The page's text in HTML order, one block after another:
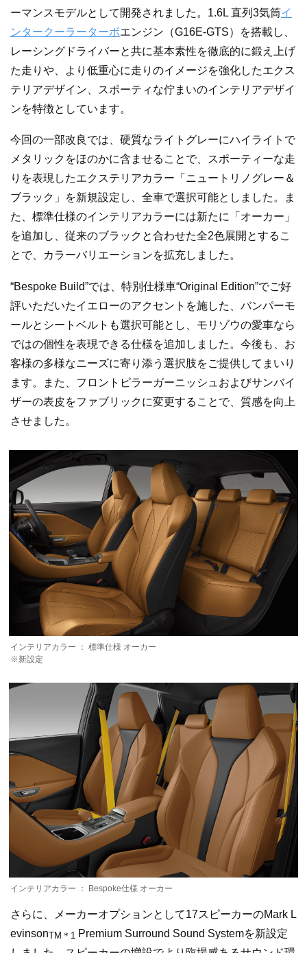
ーマンスモデルとして開発されました。1.6L 直列3気筒イ
ンタークーラーターボエンジン（G16E-GTS）を搭載し、
レーシングドライバーと共に基本素性を徹底的に鍛え上げ
た走りや、より低重心に走りのイメージを強化したエクス
テリアデザイン、スポーティな佇まいのインテリアデザイ
ンを特徴としています。
今回の一部改良では、硬質なライトグレーにハイライトで
メタリックをほのかに含ませることで、スポーティーな走
りを表現したエクステリアカラー「ニュートリノグレー＆
ブラック」を新規設定し、全車で選択可能としました。ま
た、標準仕様のインテリアカラーには新たに「オーカー」
を追加し、従来のブラックと合わせた全2色展開とするこ
とで、カラーバリエーションを拡充しました。
“Bespoke Build”では、特別仕様車“Original Edition”でご好
評いただいたイエローのアクセントを施した、バンパーモ
ールとシートベルトも選択可能とし、モリゾウの愛車なら
ではの個性を表現できる仕様を追加しました。今後も、お
客様の多様なニーズに寄り添う選択肢をご提供してまいり
ます。また、フロントピラーガーニッシュおよびサンバイ
ザーの表皮をファブリックに変更することで、質感を向上
させました。
インテリアカラー ： 標準仕様 オーカー
※新設定
インテリアカラー ： Bespoke仕様 オーカー
さらに、メーカーオプションとして17スピーカーのMark L
evinsonTM＊1 Premium Surround Sound Systemを新設定